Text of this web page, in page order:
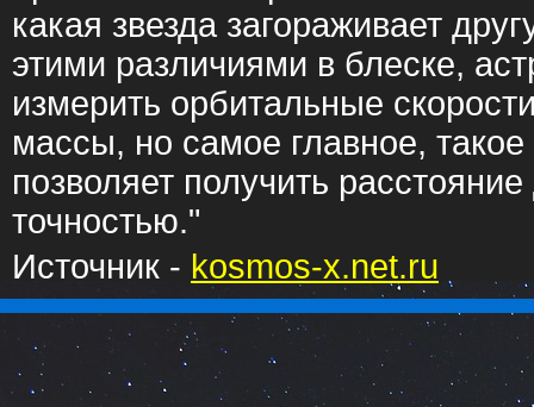
какая звезда загораживает
этими различиями в блеске,
измерить орбитальные
массы, но самое главное,
позволяет получить
точностью."
Источник - kosmos-x.net.ru